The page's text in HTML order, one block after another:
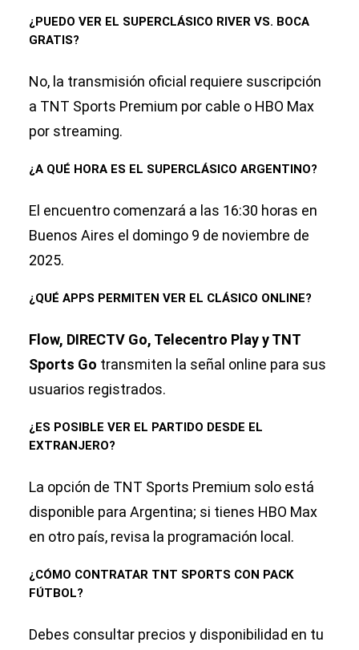
¿PUEDO VER EL SUPERCLÁSICO RIVER VS. BOCA
GRATIS?
No, la transmisión oficial requiere suscripción
a TNT Sports Premium por cable o HBO Max
por streaming.
¿A QUÉ HORA ES EL SUPERCLÁSICO ARGENTINO?
El encuentro comenzará a las 16:30 horas en
Buenos Aires el domingo 9 de noviembre de
2025.
¿QUÉ APPS PERMITEN VER EL CLÁSICO ONLINE?
Flow, DIRECTV Go, Telecentro Play y TNT
Sports Go transmiten la señal online para sus
usuarios registrados.
¿ES POSIBLE VER EL PARTIDO DESDE EL
EXTRANJERO?
La opción de TNT Sports Premium solo está
disponible para Argentina; si tienes HBO Max
en otro país, revisa la programación local.
¿CÓMO CONTRATAR TNT SPORTS CON PACK
FÚTBOL?
Debes consultar precios y disponibilidad en tu